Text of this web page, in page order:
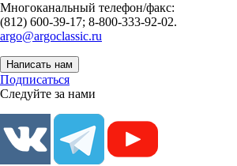
Многоканальный телефон/факс:
(812) 600-39-17; 8-800-333-92-02.
argo@argoclassic.ru
Написать нам
Подписаться
Следуйте за нами